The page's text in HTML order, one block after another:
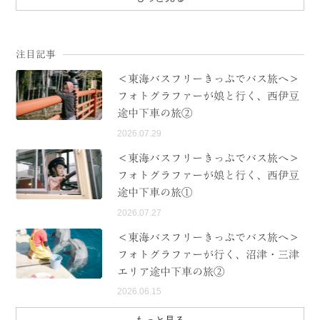
注目記事
＜東海バスフリーきっぷでバス旅へ＞
フォトグラファーが娘と行く、西伊豆
途中下車の旅②
2026.07.29
＜東海バスフリーきっぷでバス旅へ＞
フォトグラファーが娘と行く、西伊豆
途中下車の旅①
2026.07.27
＜東海バスフリーきっぷでバス旅へ＞
フォトグラファーが行く、沼津・三津
エリア途中下車の旅②
2026.06.15